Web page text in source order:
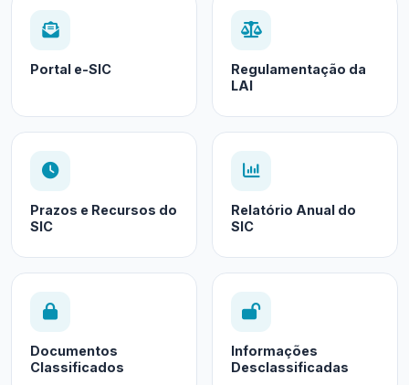
Portal e-SIC
Regulamentação da
LAI
Prazos e Recursos do
SIC
Relatório Anual do
SIC
Documentos
Classificados
Informações
Desclassificadas